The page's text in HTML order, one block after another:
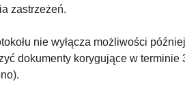
zastrzeżeń.
nie wyłącza możliwości
dokumenty korygujące w